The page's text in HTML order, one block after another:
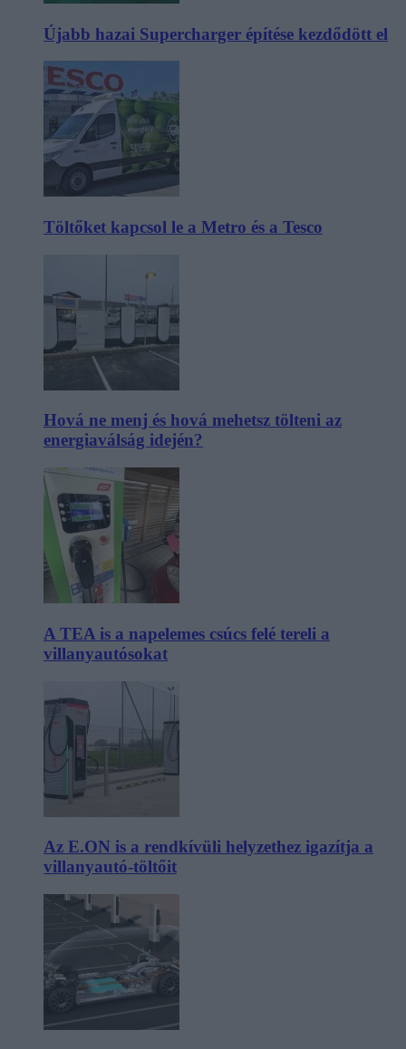
Újabb hazai Supercharger építése kezdődött el
Töltőket kapcsol le a Metro és a Tesco
Hová ne menj és hová mehetsz tölteni az
energiaválság idején?
A TEA is a napelemes csúcs felé tereli a
villanyautósokat
Az E.ON is a rendkívüli helyzethez igazítja a
villanyautó-töltőit